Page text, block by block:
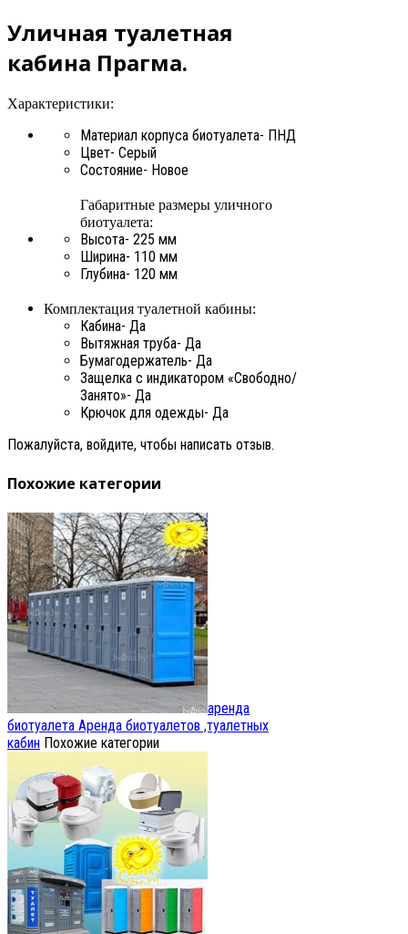
Уличная туалетная
кабина Прагма.
Характеристики:
Материал корпуса биотуалета- ПНД
Цвет- Серый
Состояние- Новое
Габаритные размеры уличного
биотуалета:
Высота- 225 мм
Ширина- 110 мм
Глубина- 120 мм
Комплектация туалетной кабины:
Кaбина- Да
Вытяжная труба- Да
Бумагодержатель- Да
Защелка с индикатором «Свободно/
Занято»- Да
Крючок для одежды- Да
Пожалуйста, войдите, чтобы написать отзыв.
Похожие категории
аренда
биотуалета Аренда биотуалетов ,туалетных
кабин Похожие категории